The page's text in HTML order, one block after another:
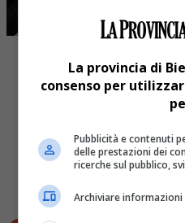
Share
Tweet
La provincia di
consenso per
Pubblicità e contenuti
delle prestazioni dei
ricerche sul pubblico,
Archiviare